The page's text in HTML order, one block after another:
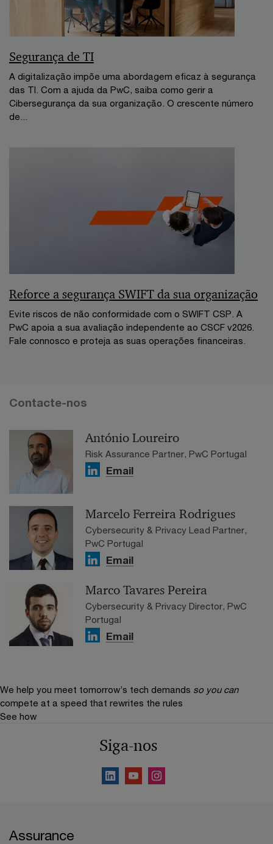
Segurança de TI
A digitalização impõe uma abordagem eficaz à segurança
das TI. Com a ajuda da PwC, saiba como gerir a
Cibersegurança da sua organização. O crescente número
de...
Reforce a segurança SWIFT da sua organização
Evite riscos de não conformidade com o SWIFT CSP. A
PwC apoia a sua avaliação independente ao CSCF v2026.
Fale connosco e proteja as suas operações financeiras.
Contacte-nos
António Loureiro
Risk Assurance Partner, PwC Portugal
Email
Marcelo Ferreira Rodrigues
Cybersecurity & Privacy Lead Partner,
PwC Portugal
Email
Marco Tavares Pereira
Cybersecurity & Privacy Director, PwC
Portugal
Email
We help you meet tomorrow’s tech demands so you can
compete at a speed that rewrites the rules
See how
Siga-nos
Assurance